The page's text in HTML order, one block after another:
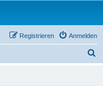
Anmelden
Registrieren